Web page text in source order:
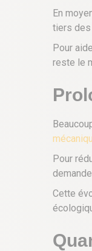
En
tiers des
Pour
reste le
Pour
Cette